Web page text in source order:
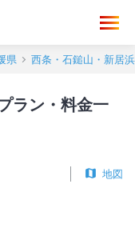
県 西条・石鎚山・新居浜
ラン・料金一
地図